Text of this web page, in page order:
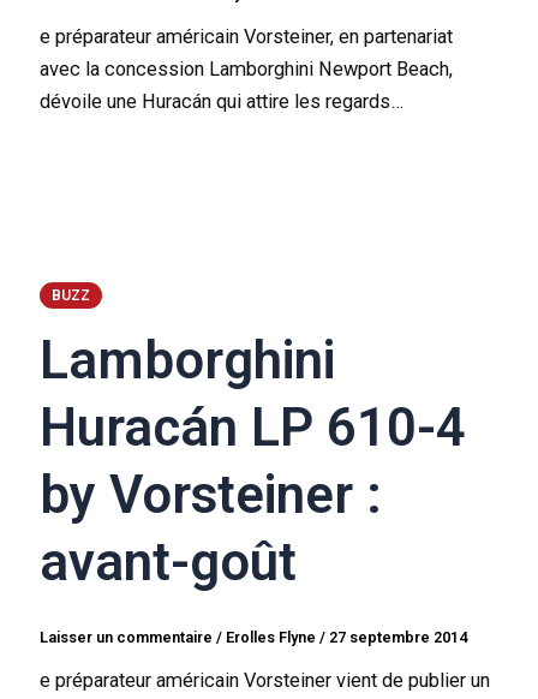
e préparateur américain Vorsteiner, en partenariat
avec la concession Lamborghini Newport Beach,
dévoile une Huracán qui attire les regards…
BUZZ
Lamborghini
Huracán LP 610-4
by Vorsteiner :
avant-goût
Laisser un commentaire / Erolles Flyne/ 27 septembre 2014
e préparateur américain Vorsteiner vient de publier un